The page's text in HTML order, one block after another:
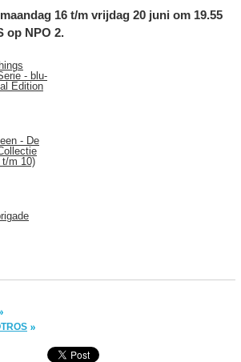
16 t/m vrijdag 20 juni om 19.55
op NPO 2.
- blu-
Edition
- De
t/m 10)